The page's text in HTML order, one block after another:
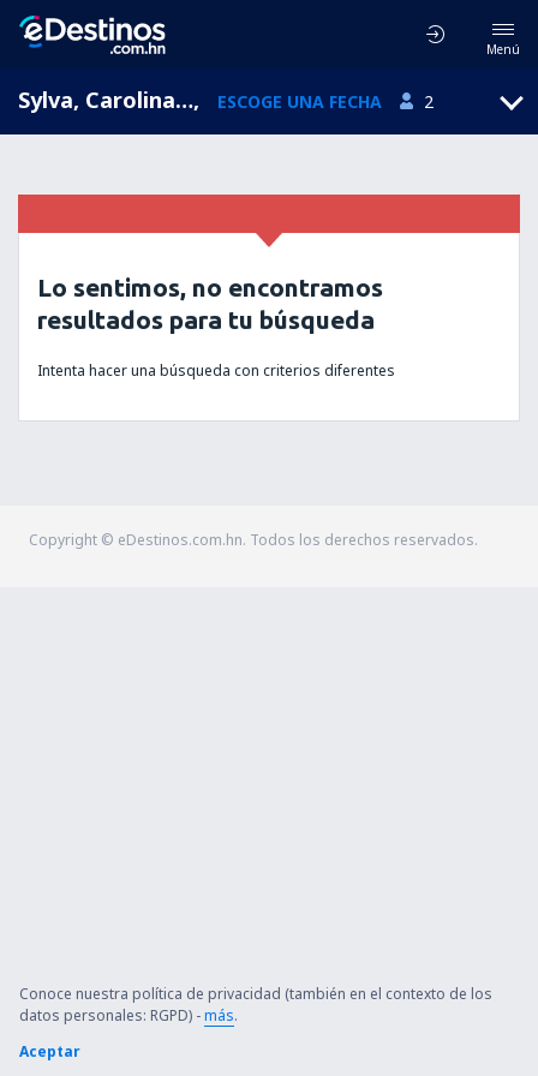
Menú
Sylva, Carolina del Norte, Estados Unidos, ESCOGE UNA FECHA 2
Lo sentimos, no encontramos
resultados para tu búsqueda
Intenta hacer una búsqueda con criterios diferentes
Copyright © eDestinos.com.hn. Todos los derechos reservados.
Conoce nuestra política de privacidad (también en el contexto de los
datos personales: RGPD) -más.
Aceptar